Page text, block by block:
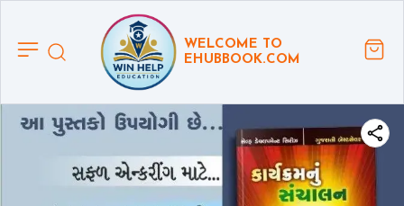
WELCOME TO
EHUBBOOK.COM